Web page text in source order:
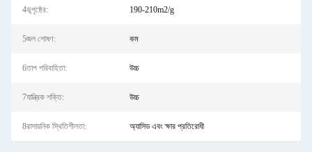
4ভূপৃষ্ঠের: 190-210m2/g
5জল শোষণ: কম
6তাপ পরিবাহিতা: উচ্চ
7যান্ত্রিক শক্তি: উচ্চ
8রাসায়নিক স্থিতিশীলতা: অ্যাসিড এবং ক্ষার প্রতিরোধী